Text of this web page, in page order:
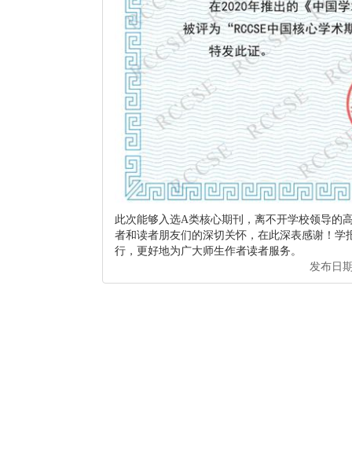
此次能够入选A类核心期刊，离不开学校领导的
者和读者朋友们的深切关怀，在此深表感谢！学
行，更好地为广大师生作者读者服务。
发布日